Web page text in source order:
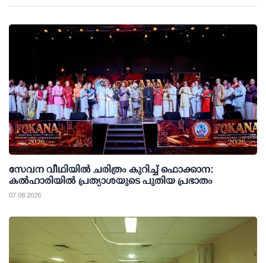
സേവന വീഥിയില്‍ ചരിത്രം കുറിച്ച് ഫൊക്കാന:
കല്‍ഹാരിയില്‍ പ്രത്യാശയുടെ പുതിയ പ്രഭാതം
07 08 2026